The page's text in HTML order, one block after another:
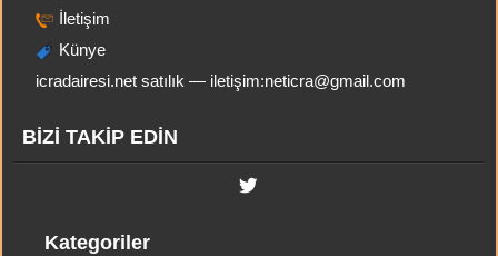
İletişim
Künye
icradairesi.net satılık — iletişim:neticra@gmail.com
BİZİ TAKİP EDİN
Kategoriler